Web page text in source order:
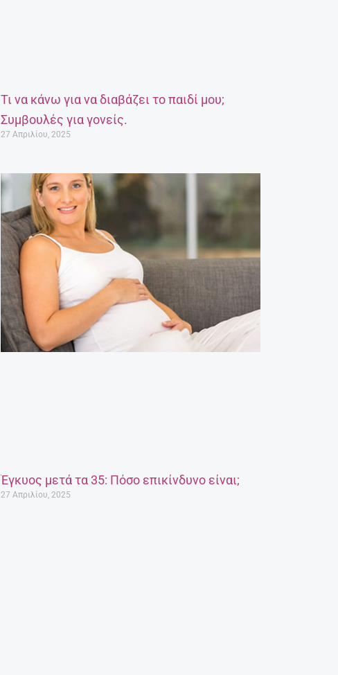
Τι να κάνω για να διαβάζει το παιδί μου;
Συμβουλές για γονείς.
27 Απριλίου, 2025
Έγκυος μετά τα 35: Πόσο επικίνδυνο είναι;
27 Απριλίου, 2025